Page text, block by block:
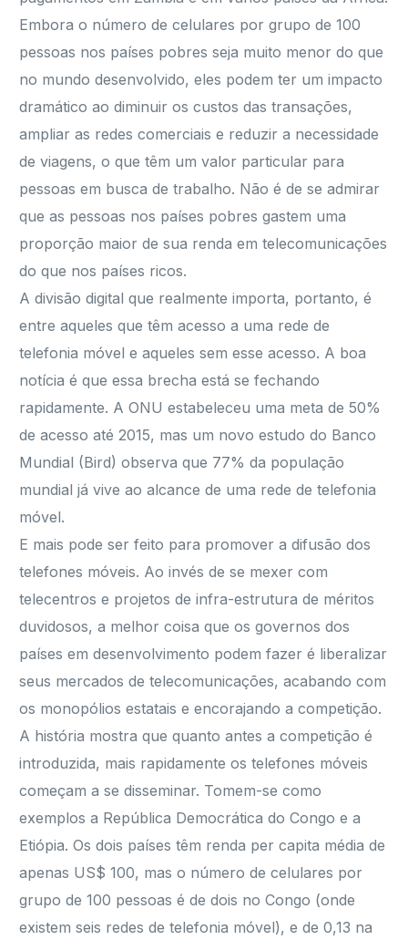
Embora o número de celulares por grupo de 100
pessoas nos países pobres seja muito menor do que
no mundo desenvolvido, eles podem ter um impacto
dramático ao diminuir os custos das transações,
ampliar as redes comerciais e reduzir a necessidade
de viagens, o que têm um valor particular para
pessoas em busca de trabalho. Não é de se admirar
que as pessoas nos países pobres gastem uma
proporção maior de sua renda em telecomunicações
do que nos países ricos.
A divisão digital que realmente importa, portanto, é
entre aqueles que têm acesso a uma rede de
telefonia móvel e aqueles sem esse acesso. A boa
notícia é que essa brecha está se fechando
rapidamente. A ONU estabeleceu uma meta de 50%
de acesso até 2015, mas um novo estudo do Banco
Mundial (Bird) observa que 77% da população
mundial já vive ao alcance de uma rede de telefonia
móvel.
E mais pode ser feito para promover a difusão dos
telefones móveis. Ao invés de se mexer com
telecentros e projetos de infra-estrutura de méritos
duvidosos, a melhor coisa que os governos dos
países em desenvolvimento podem fazer é liberalizar
seus mercados de telecomunicações, acabando com
os monopólios estatais e encorajando a competição.
A história mostra que quanto antes a competição é
introduzida, mais rapidamente os telefones móveis
começam a se disseminar. Tomem-se como
exemplos a República Democrática do Congo e a
Etiópia. Os dois países têm renda per capita média de
apenas US$ 100, mas o número de celulares por
grupo de 100 pessoas é de dois no Congo (onde
existem seis redes de telefonia móvel), e de 0,13 na